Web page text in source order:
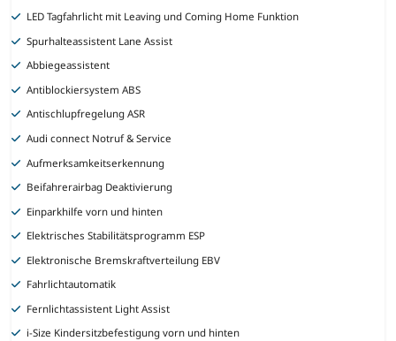
LED Tagfahrlicht mit Leaving und Coming Home Funktion
Spurhalteassistent Lane Assist
Abbiegeassistent
Antiblockiersystem ABS
Antischlupfregelung ASR
Audi connect Notruf & Service
Aufmerksamkeitserkennung
Beifahrerairbag Deaktivierung
Einparkhilfe vorn und hinten
Elektrisches Stabilitätsprogramm ESP
Elektronische Bremskraftverteilung EBV
Fahrlichtautomatik
Fernlichtassistent Light Assist
i-Size Kindersitzbefestigung vorn und hinten